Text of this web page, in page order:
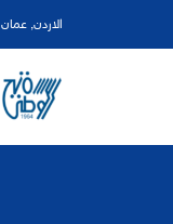
الاردن, عمان